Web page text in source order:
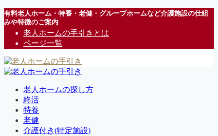
有料老人ホーム・特養・老健・グループホームなど介護施設の仕組
みや特徴のご案内
老人ホームの手引きとは
ページ一覧
老人ホームの探し方
終活
特養
老健
介護付き(特定施設)